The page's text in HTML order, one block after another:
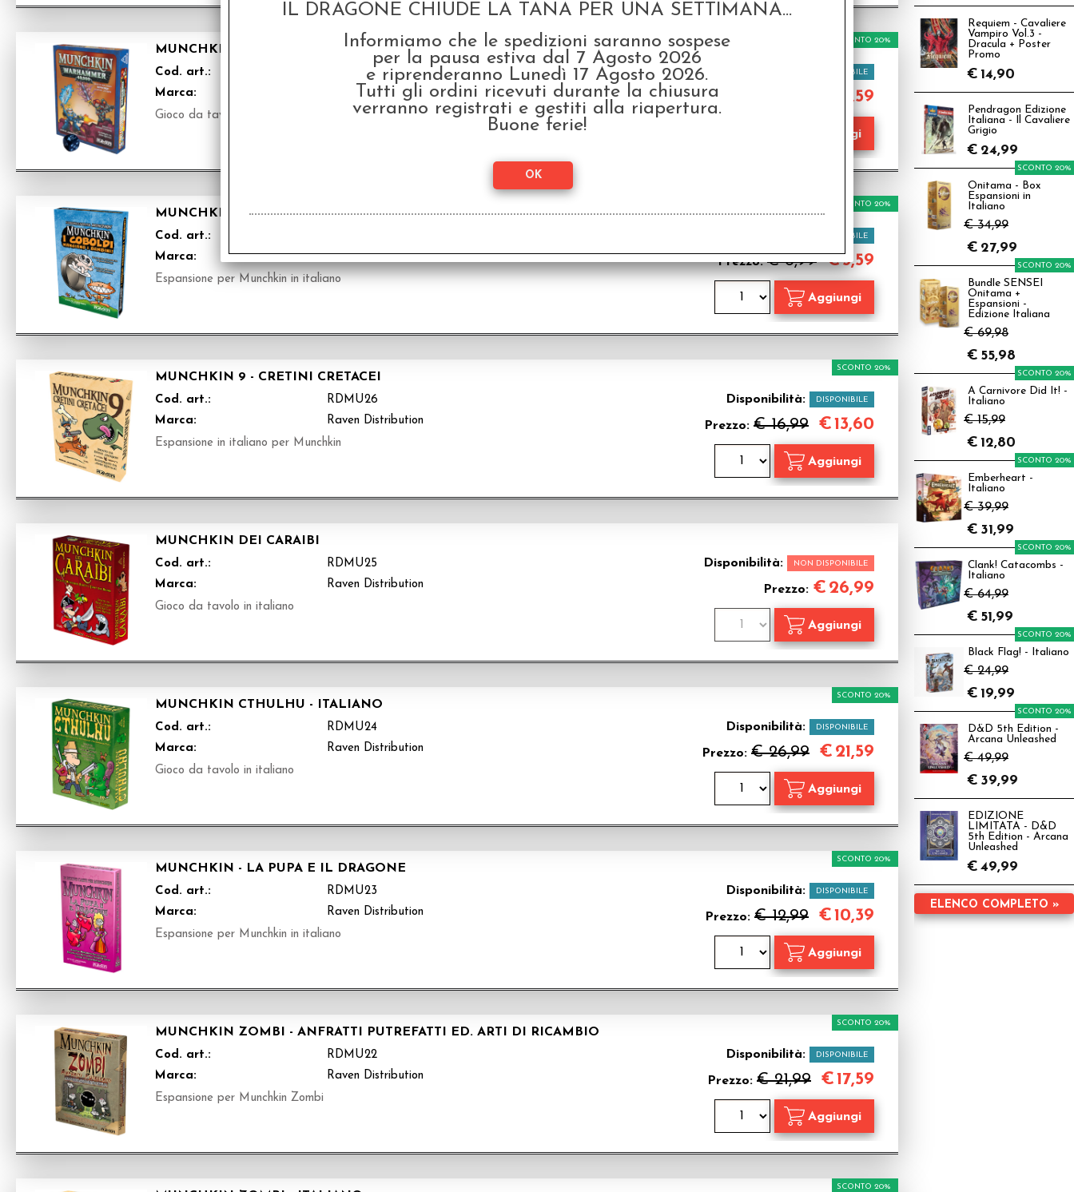
MUNCHKIN WARHAMMER 40.000 - ITALIANO
Cod. art.:
RDMU28
Marca:
Raven Distribution
Gioco da tavolo in italiano
DISPONIBILE
Prezzo:
SCONTO 20%
17,59
MUNCHKIN - I COBOLDI MANGIANO I BAMBINI!
Cod. art.:
Marca:
Raven Distribution
Espansione per Munchkin in italiano
DISPONIBILE
Prezzo:€ 6,99
SCONTO 20%
€5,59
MUNCHKIN 9 - CRETINI CRETACEI
Cod. art.:
RDMU26
Marca:
Raven Distribution
Espansione in italiano per Munchkin
Disponibilità: DISPONIBILE
Prezzo: € 16,99
SCONTO 20%
€13,60
MUNCHKIN DEI CARAIBI
Cod. art.:
RDMU25
Marca:
Raven Distribution
Gioco da tavolo in italiano
Disponibilità: NON DISPONIBILE
Prezzo: € 26,99
MUNCHKIN CTHULHU - ITALIANO
Cod. art.:
RDMU24
Marca:
Raven Distribution
Gioco da tavolo in italiano
Disponibilità: DISPONIBILE
Prezzo: € 26,99
SCONTO 20%
€ 21,59
MUNCHKIN - LA PUPA E IL DRAGONE
Cod. art.:
RDMU23
Marca:
Raven Distribution
Espansione per Munchkin in italiano
Disponibilità: DISPONIBILE
Prezzo: € 12,99
SCONTO 20%
€10,39
MUNCHKIN ZOMBI - ANFRATTI PUTREFATTI ED. ARTI DI RICAMBIO
Cod. art.:
RDMU22
Marca:
Raven Distribution
Espansione per Munchkin Zombi
Disponibilità: DISPONIBILE
Prezzo: € 21,99
SCONTO 20%
€17,59
SCONTO 20%
Requiem - Cavaliere
Vampiro Vol.3 -
Dracula + Poster
Promo
€ 14,90
Pendragon Edizione
Italiana - Il Cavaliere
Grigio
€ 24,99
Onitama - Box
Espansioni in
Italiano
€ 34,99
SCONTO 20%
€ 27,99
Bundle SENSEI
Onitama +
Espansioni -
Edizione Italiana
€ 69,98
SCONTO 20%
€ 55,98
A Carnivore Did It! -
Italiano
€ 15,99
SCONTO 20%
€ 12,80
Emberheart -
Italiano
€ 39,99
SCONTO 20%
€ 31,99
Clank! Catacombs -
Italiano
€ 64,99
SCONTO 20%
€ 51,99
Black Flag! - Italiano
€ 24,99
SCONTO 20%
€ 19,99
D&D 5th Edition -
Arcana Unleashed
€ 49,99
SCONTO 20%
€ 39,99
EDIZIONE
LIMITATA - D&D
5th Edition - Arcana
Unleashed
€ 49,99
ELENCO COMPLETO »
IL DRAGONE CHIUDE LA TANA PER UNA SETTIMANA...
Informiamo che le spedizioni saranno sospese
per la pausa estiva dal 7 Agosto 2026
e riprenderanno Lunedì 17 Agosto 2026.
Tutti gli ordini ricevuti durante la chiusura
verranno registrati e gestiti alla riapertura.
Buone ferie!